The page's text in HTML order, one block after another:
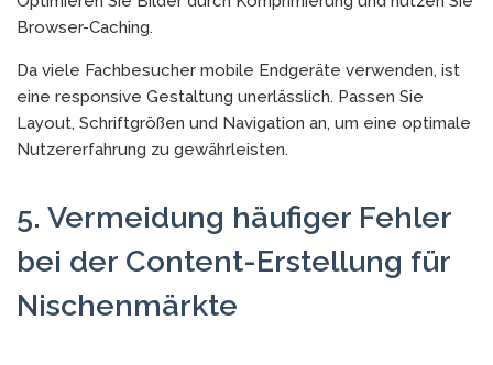
Browser-Caching.
Da viele Fachbesucher mobile Endgeräte verwenden, ist
eine responsive Gestaltung unerlässlich. Passen Sie
Layout, Schriftgrößen und Navigation an, um eine optimale
Nutzererfahrung zu gewährleisten.
5. Vermeidung häufiger Fehler
bei der Content-Erstellung für
Nischenmärkte